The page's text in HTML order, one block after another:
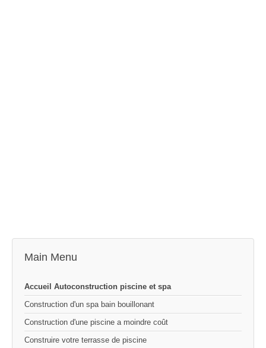
Main Menu
Accueil Autoconstruction piscine et spa
Construction d'un spa bain bouillonant
Construction d'une piscine a moindre coût
Construire votre terrasse de piscine